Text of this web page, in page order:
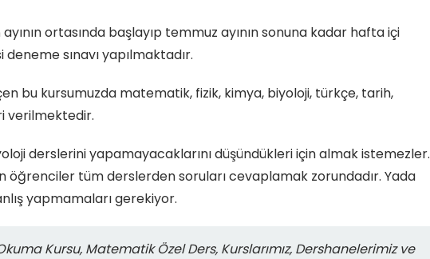
ortasında başlayıp temmuz ayının sonuna kadar hafta içi
sınavı yapılmaktadır.
bu kursumuzda matematik, fizik, kimya, biyoloji, türkçe, tarih,
verilmektedir.
derslerini yapamayacaklarını düşündükleri için almak istemezler.
öğrenciler tüm derslerden soruları cevaplamak zorundadır. Yada
yapmamaları gerekiyor.
Okuma Kursu, Matematik Özel Ders, Kurslarımız, Dershanelerimiz ve